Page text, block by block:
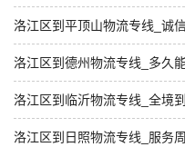
洛江区到平顶山物流专线_诚
洛江区到德州物流专线_多久
洛江区到临沂物流专线_全境
洛江区到日照物流专线_服务